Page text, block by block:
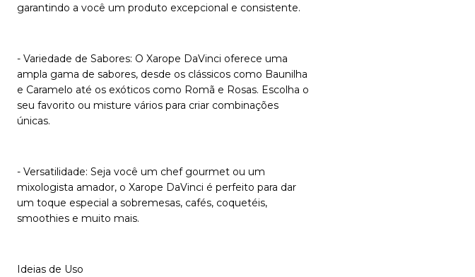
garantindo a você um produto excepcional e consistente.
- Variedade de Sabores: O Xarope DaVinci oferece uma
ampla gama de sabores, desde os clássicos como Baunilha
e Caramelo até os exóticos como Romã e Rosas. Escolha o
seu favorito ou misture vários para criar combinações
únicas.
- Versatilidade: Seja você um chef gourmet ou um
mixologista amador, o Xarope DaVinci é perfeito para dar
um toque especial a sobremesas, cafés, coquetéis,
smoothies e muito mais.
Ideias de Uso